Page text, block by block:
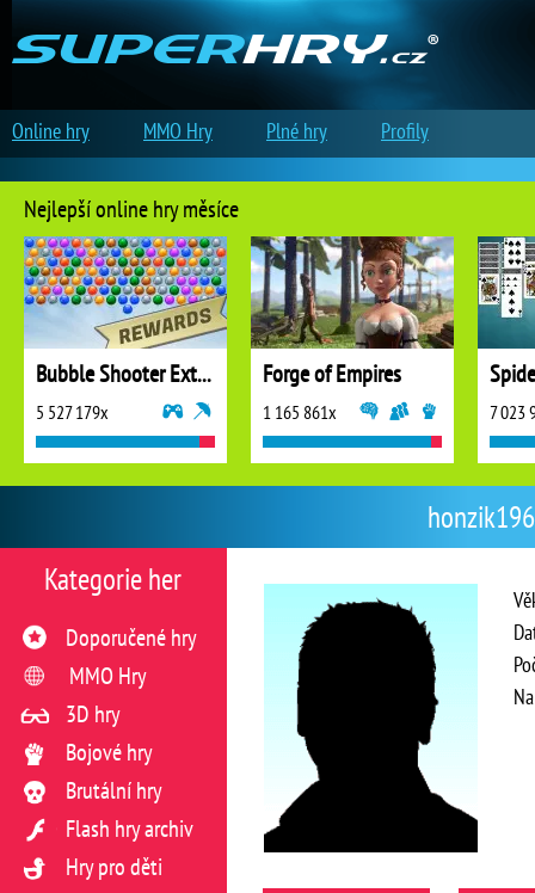
Kategorie her
Doporučené hry
MMO Hry
3D hry
Bojové hry
Brutální hry
Flash hry archiv
Hry pro děti
Nejlepší online hry měsíce
Bubble Shooter Extreme
5 527 179x
Forge of Empires
1 165 861x 7 023
Online hry MMO Hry Plné hry Profily